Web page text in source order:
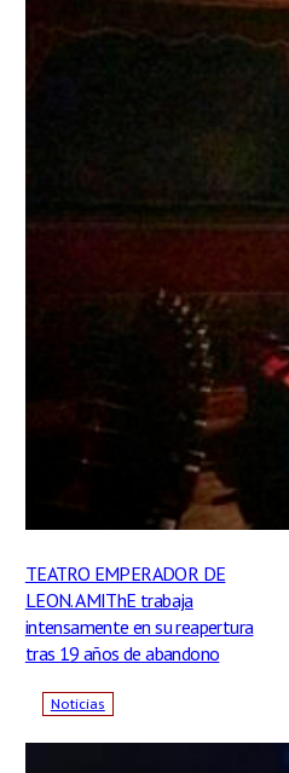
TEATRO EMPERADOR DE
LEON. AMIThE trabaja
intensamente en su reapertura
tras 19 años de abandono
Noticias